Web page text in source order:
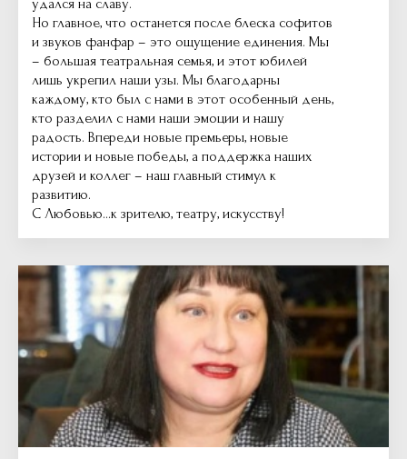
Но главное, что останется после блеска софитов
и звуков фанфар – это ощущение единения. Мы
– большая театральная семья, и этот юбилей
лишь укрепил наши узы. Мы благодарны
каждому, кто был с нами в этот особенный день,
кто разделил с нами наши эмоции и нашу
радость. Впереди новые премьеры, новые
истории и новые победы, а поддержка наших
друзей и коллег – наш главный стимул к
развитию.
С Любовью...к зрителю, театру, искусству!